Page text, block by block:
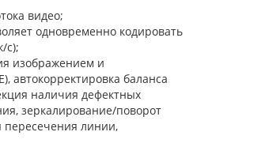
видео;
одновременно кодировать
с);
изображением и
автокорректировка баланса
наличия дефектных
зеркалирование/поворот
пересечения линии,